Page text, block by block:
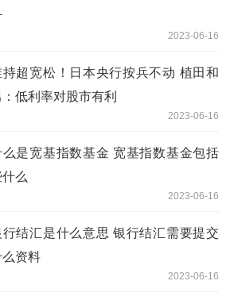
2023-06-16
持超宽松！日本央行按兵不动 植田和
：低利率对股市有利
2023-06-16
么是宽基指数基金 宽基指数基金包括
么
2023-06-16
行结汇是什么意思 银行结汇需要提交
么资料
2023-06-16